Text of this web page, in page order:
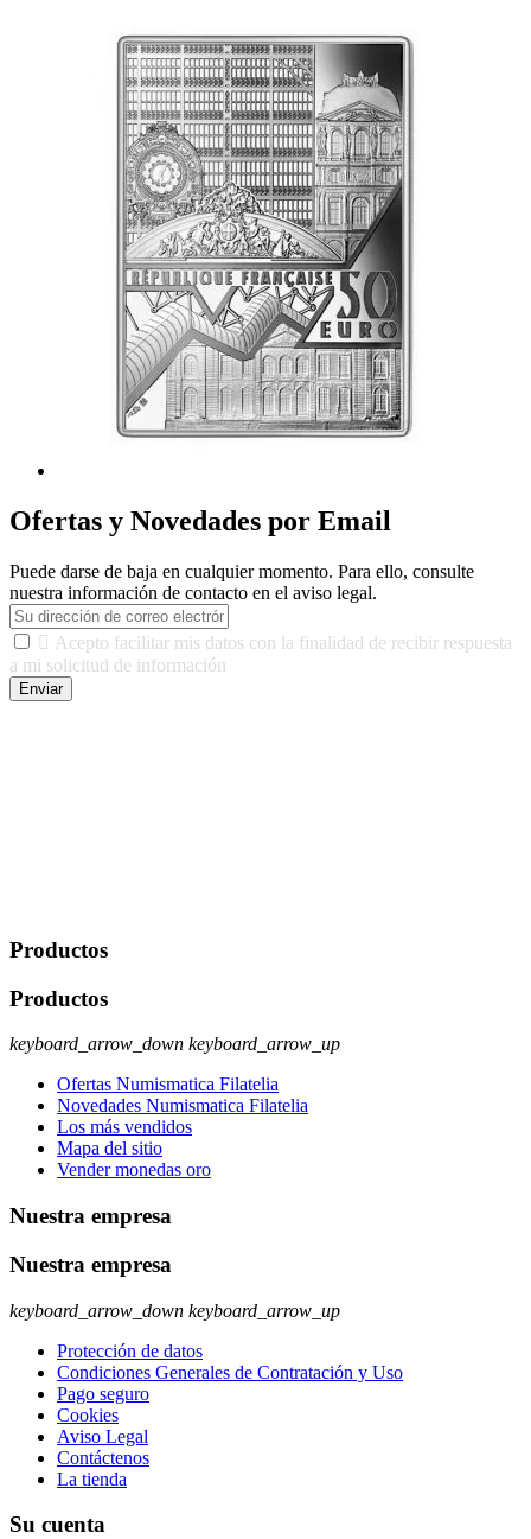
Ofertas y Novedades por Email
Puede darse de baja en cualquier momento. Para ello, consulte
nuestra información de contacto en el aviso legal.
 Acepto facilitar mis datos con la finalidad de recibir respuesta
a mi solicitud de información
Enviar
Productos
Productos
keyboard_arrow_down keyboard_arrow_up
Ofertas Numismatica Filatelia
Novedades Numismatica Filatelia
Los más vendidos
Mapa del sitio
Vender monedas oro
Nuestra empresa
Nuestra empresa
keyboard_arrow_down keyboard_arrow_up
Protección de datos
Condiciones Generales de Contratación y Uso
Pago seguro
Cookies
Aviso Legal
Contáctenos
La tienda
Su cuenta